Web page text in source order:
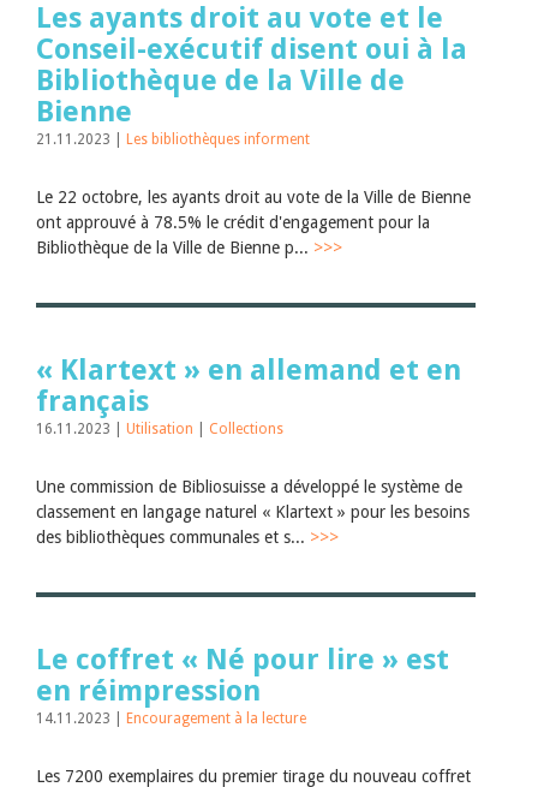
Les ayants droit au vote et le
Conseil-exécutif disent oui à la
Bibliothèque de la Ville de
Bienne
21.11.2023 | Les bibliothèques informent
Le 22 octobre, les ayants droit au vote de la Ville de Bienne
ont approuvé à 78.5% le crédit d'engagement pour la
Bibliothèque de la Ville de Bienne p... >>>
« Klartext » en allemand et en
français
16.11.2023 | Utilisation Collections
Une commission de Bibliosuisse a développé le système de
classement en langage naturel « Klartext » pour les besoins
des bibliothèques communales et s... >>>
Le coffret « Né pour lire » est
en réimpression
14.11.2023 | Encouragement à la lecture
Les 7200 exemplaires du premier tirage du nouveau coffret